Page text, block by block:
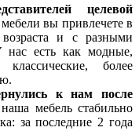
целевой
вы привлечете в
возраста и с разными
нас есть как модные,
более
к нам после
мебель стабильно
за последние 2 года